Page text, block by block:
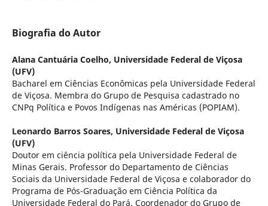
Biografia do Autor
Alana Cantuária Coelho, Universidade Federal de Viçosa
(UFV)
Bacharel em Ciências Econômicas pela Universidade Federal
de Viçosa. Membra do Grupo de Pesquisa cadastrado no
CNPq Política e Povos Indígenas nas Américas (POPIAM).
Leonardo Barros Soares, Universidade Federal de Viçosa
(UFV)
Doutor em ciência política pela Universidade Federal de
Minas Gerais. Professor do Departamento de Ciências
Sociais da Universidade Federal de Viçosa e colaborador do
Programa de Pós-Graduação em Ciência Política da
Universidade Federal do Pará. Coordenador do Grupo de